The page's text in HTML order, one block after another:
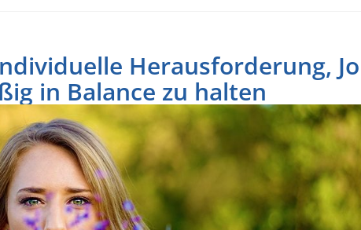
Herausforderung,
in Balance zu halten